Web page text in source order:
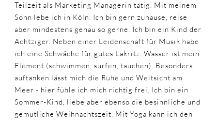
Teilzeit als Marketing Managerin tätig. Mit meinem
Sohn lebe ich in Köln. Ich bin gern zuhause, reise
aber mindestens genau so gerne. Ich bin ein Kind der
Achtziger. Neben einer Leidenschaft für Musik habe
ich eine Schwäche für gutes Lakritz. Wasser ist mein
Element (schwimmen, surfen, tauchen). Besonders
auftanken lässt mich die Ruhe und Weitsicht am
Meer - hier fühle ich mich richtig frei. Ich bin ein
Sommer-Kind, liebe aber ebenso die besinnliche und
gemütliche Weihnachtszeit. Mit Yoga kann ich den